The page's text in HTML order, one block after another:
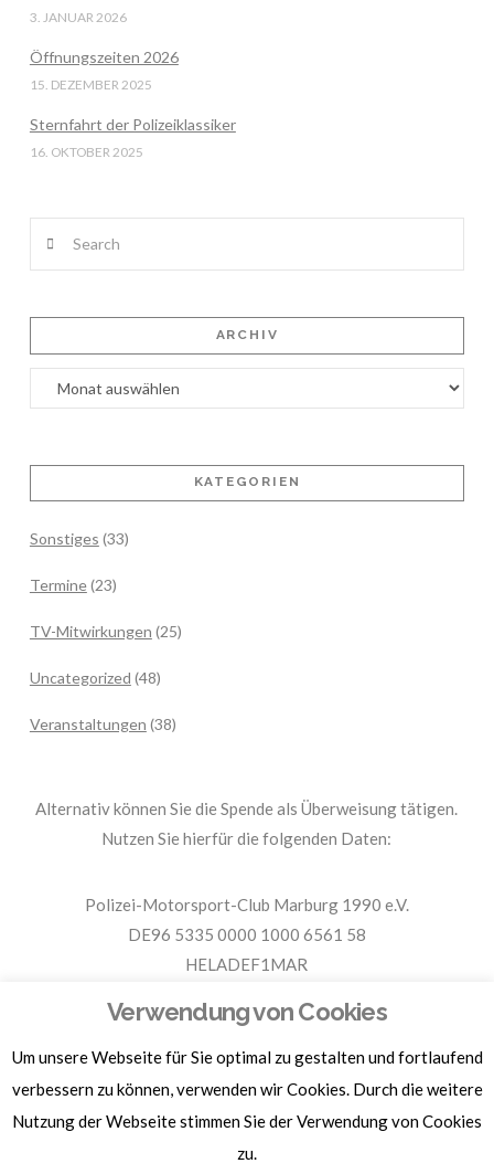
3. JANUAR 2026
Öffnungszeiten 2026
15. DEZEMBER 2025
Sternfahrt der Polizeiklassiker
16. OKTOBER 2025
ARCHIV
Archiv
KATEGORIEN
Sonstiges (33)
Termine(23)
TV-Mitwirkungen (25)
Uncategorized (48)
Veranstaltungen (38)
Alternativ können Sie die Spende als Überweisung tätigen.
Nutzen Sie hierfür die folgenden Daten:
Polizei-Motorsport-Club Marburg 1990 e.V.
DE96 5335 0000 1000 6561 58
HELADEF1MAR
Für Spendenbescheinigungen, Sachspenden und weitere
Informationen, hier klicken.
Verwendung von Cookies
Um unsere Webseite für Sie optimal zu gestalten und fortlaufend
verbessern zu können, verwenden wir Cookies. Durch die weitere
Nutzung der Webseite stimmen Sie der Verwendung von Cookies
zu.